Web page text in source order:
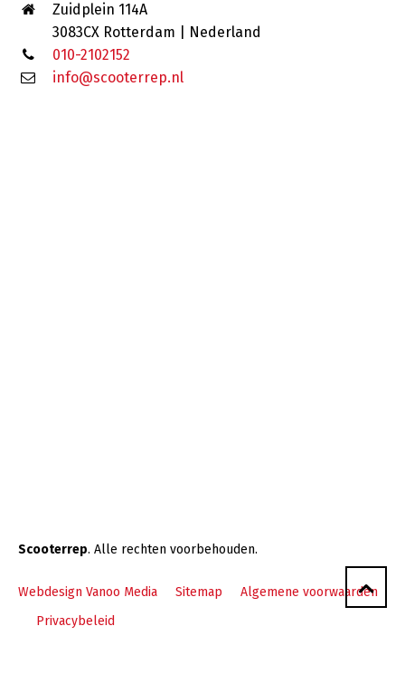
Zuidplein 114A
3083CX Rotterdam | Nederland
010-2102152
info@scooterrep.nl
Scooterrep. Alle rechten voorbehouden.
Webdesign Vanoo Media Sitemap
Algemene voorwaarden
Privacybeleid